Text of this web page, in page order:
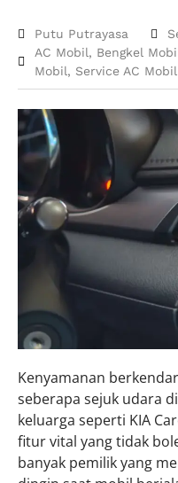
Putu Putrayasa
AC Mobil, Bengkel
Mobil, Service AC Mobil
Kenyamanan
seberapa sejuk udara
keluarga seperti KIA
fitur vital yang tidak
banyak pemilik yang